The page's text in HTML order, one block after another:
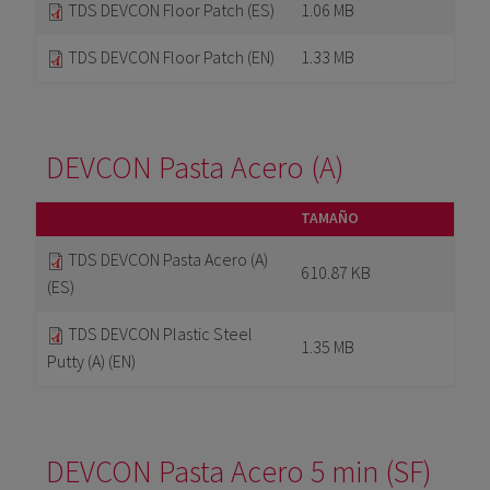
TDS DEVCON Floor Patch (ES) 1.06 MB
TDS DEVCON Floor Patch (EN) 1.33 MB
DEVCON Pasta Acero (A)
TAMAÑO
TDS DEVCON Pasta Acero (A)
(ES)
610.87 KB
TDS DEVCON Plastic Steel
Putty (A) (EN)
1.35 MB
DEVCON Pasta Acero 5 min (SF)